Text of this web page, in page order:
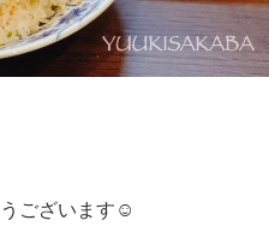
ございます☺︎